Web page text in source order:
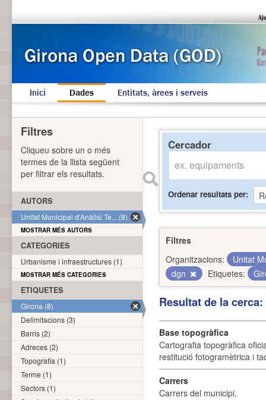
Inici Dades Entitats, àrees i serveis
Cercador
Ordenar resultats per
Filtres
Organitzacions:
Unitat
dgn
Etiquetes:
Resultat de la
Base topogràfica
Cartografia topogràfica
restitució fotogramètrica i
Carrers
Carrers del municipi.
Filtres
Cliqueu sobre un o més
termes de la llista següent
per filtrar els resultats.
AUTORS
Unitat Municipal d'Anàlisi Te... (8)
MOSTRAR MÉS AUTORS
CATEGORIES
Urbanisme i infraestructures (1)
MOSTRAR MÉS CATEGORIES
ETIQUETES
Girona (8)
Delimitacions (3)
Barris (2)
Adreces (2)
Topografia (1)
Terme (1)
Sectors (1)